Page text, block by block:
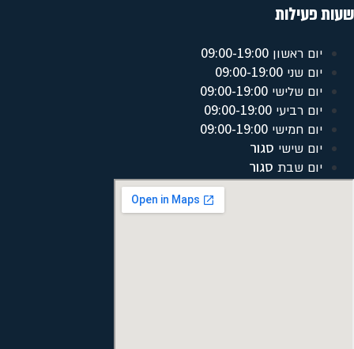
שעות פעילות
יום ראשון 09:00-19:00
יום שני 09:00-19:00
יום שלישי 09:00-19:00
יום רביעי 09:00-19:00
יום חמישי 09:00-19:00
יום שישי סגור
יום שבת סגור